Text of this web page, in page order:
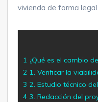
vivienda de forma
1 ¿Qué es el cambio
2 1. Verificar la
3 2. Estudio técnico
4 3. Redacción del